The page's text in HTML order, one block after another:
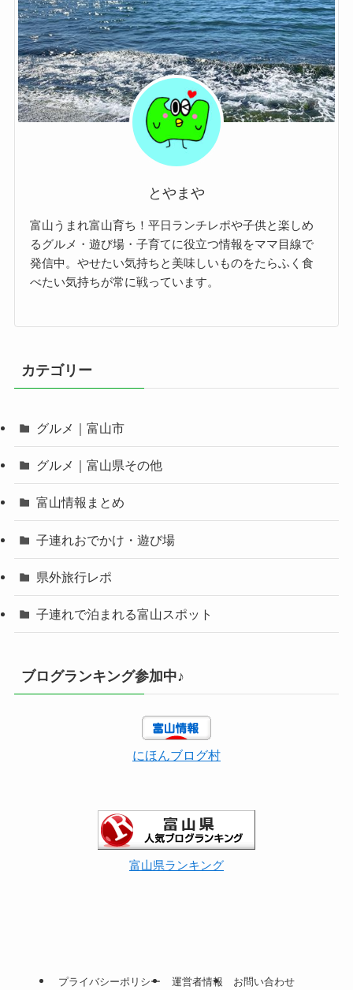
とやまや
富山うまれ富山育ち！平日ランチレポや子供と楽しめ
るグルメ・遊び場・子育てに役立つ情報をママ目線で
発信中。やせたい気持ちと美味しいものをたらふく食
べたい気持ちが常に戦っています。
カテゴリー
グルメ｜富山市
グルメ｜富山県その他
富山情報まとめ
子連れおでかけ・遊び場
県外旅行レポ
子連れで泊まれる富山スポット
ブログランキング参加中♪
にほんブログ村
富山県ランキング
プライバシーポリシー 運営者情報 お問い合わせ